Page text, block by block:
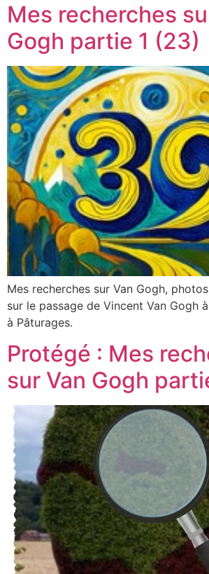
Mes recherches
Gogh partie 1 (23)
Mes recherches sur Van Gogh,
sur le passage de Vincent Van Gogh
à Pâturages.
Protégé : Mes
sur Van Gogh